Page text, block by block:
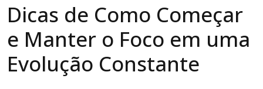
Dicas de Como Começar
e Manter o Foco em uma
Evolução Constante